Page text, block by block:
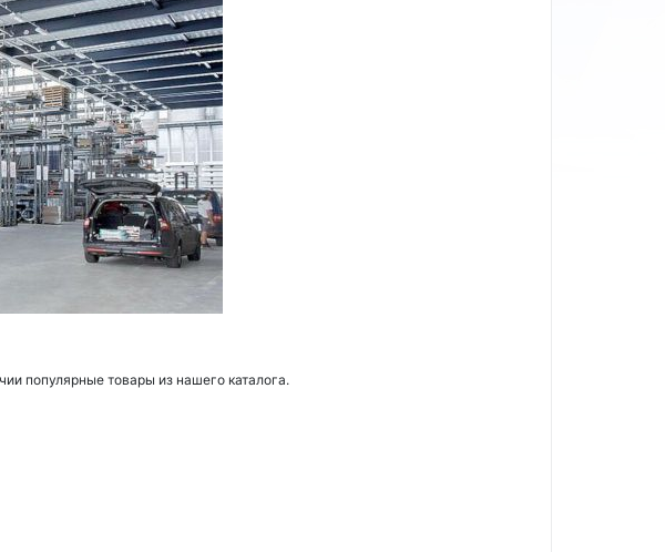
популярные товары из нашего каталога.